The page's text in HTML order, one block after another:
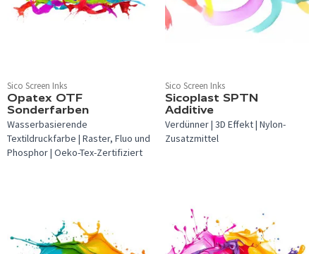
Sico Screen Inks
Opatex OTF
Sonderfarben
Wasserbasierende
Textildruckfarbe | Raster, Fluo und
Phosphor | Oeko-Tex-Zertifiziert
Sico Screen Inks
Sicoplast SPTN
Additive
Verdünner | 3D Effekt | Nylon-
Zusatzmittel